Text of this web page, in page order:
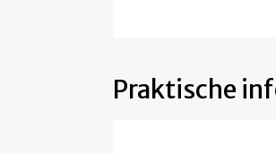
Praktische